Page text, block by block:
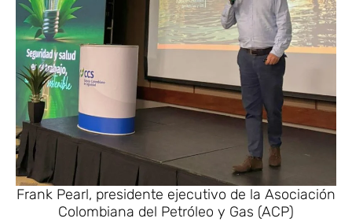
Frank Pearl, presidente ejecutivo de la Asociación
Colombiana del Petróleo y Gas (ACP)